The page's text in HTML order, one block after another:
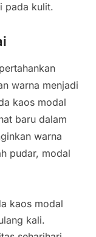
pada kulit.
warna menjadi
kaos modal
baru dalam
warna
pudar, modal
kaos modal
kali.